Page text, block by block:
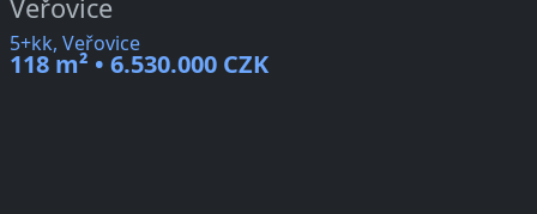
Veřovice
5+kk, Veřovice
118 m² • 6.530.000 CZK